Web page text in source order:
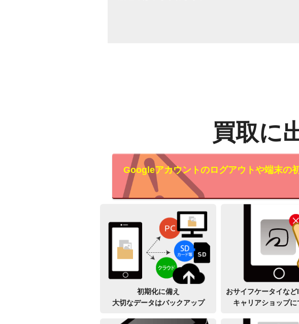
買取に
Googleアカウントのログアウトや端末の
初期化に備え
大切なデータはバックアップ
おサイフケータイなど
キャリアショップに